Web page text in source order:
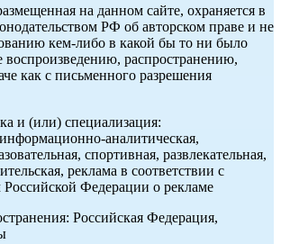
на данном сайте, охраняется в
РФ об авторском праве и не
кем-либо в какой бы то ни было
воспроизведению, распространению,
как с письменного разрешения
и (или) специализация:
аналитическая,
спортивная, развлекательная,
реклама в соответствии с
Российской Федерации о рекламе
Российская Федерация,